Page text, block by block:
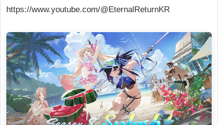
https://www.youtube.com/@EternalReturnKR